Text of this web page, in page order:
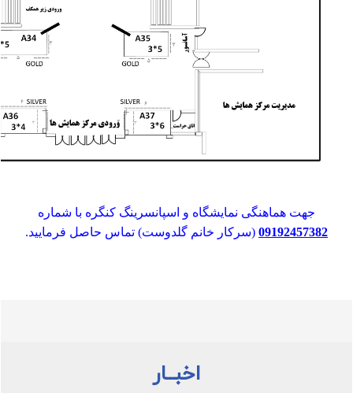
جهت هماهنگی نمایشگاه و اسپانسرینگ کنگره با شماره
09192457382 (سرکار خانم گلدوست) تماس حاصل فرمایید.
اخبــار